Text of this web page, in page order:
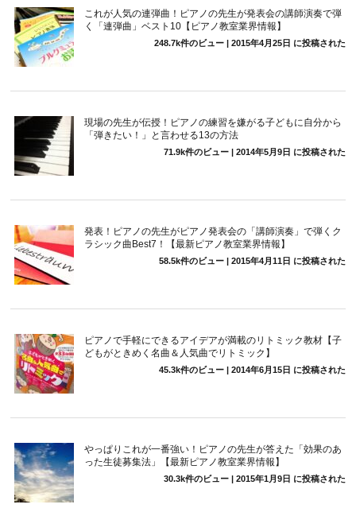
これが人気の連弾曲！ピアノの先生が発表会の講師演奏で弾
く「連弾曲」ベスト10【ピアノ教室業界情報】
248.7k件のビュー| 2015年4月25日 に投稿された
現場の先生が伝授！ピアノの練習を嫌がる子どもに自分から
「弾きたい！」と言わせる13の方法
71.9k件のビュー| 2014年5月9日 に投稿された
発表！ピアノの先生がピアノ発表会の「講師演奏」で弾くク
ラシック曲Best7！【最新ピアノ教室業界情報】
58.5k件のビュー| 2015年4月11日 に投稿された
ピアノで手軽にできるアイデアが満載のリトミック教材【子
どもがときめく名曲＆人気曲でリトミック】
45.3k件のビュー| 2014年6月15日 に投稿された
やっぱりこれが一番強い！ピアノの先生が答えた「効果のあ
った生徒募集法」【最新ピアノ教室業界情報】
30.3k件のビュー| 2015年1月9日 に投稿された